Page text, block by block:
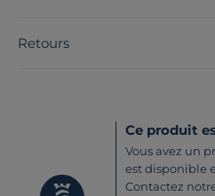
Retours
Ce produit
Vous avez un
est disponible
Contactez